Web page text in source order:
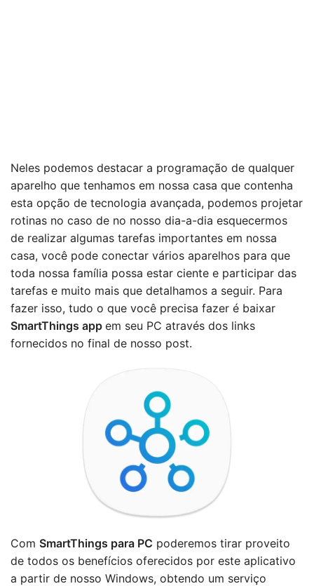
Neles podemos destacar a programação de qualquer
aparelho que tenhamos em nossa casa que contenha
esta opção de tecnologia avançada, podemos projetar
rotinas no caso de no nosso dia-a-dia esquecermos
de realizar algumas tarefas importantes em nossa
casa, você pode conectar vários aparelhos para que
toda nossa família possa estar ciente e participar das
tarefas e muito mais que detalhamos a seguir. Para
fazer isso, tudo o que você precisa fazer é baixar
SmartThings app em seu PC através dos links
fornecidos no final de nosso post.
Com SmartThings para PC poderemos tirar proveito
de todos os benefícios oferecidos por este aplicativo
a partir de nosso Windows, obtendo um serviço